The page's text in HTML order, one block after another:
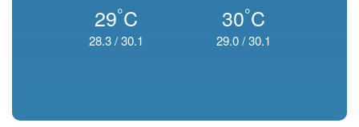
29°C
28.3/30.1
30°C
29.0/30.1